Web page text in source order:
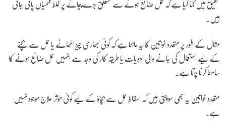
تحقیق میں کہا گیا ہے کہ حمل ضائع ہونے سے متعلق بڑے پیمانے پر غلط فہمیاں پائی جاتی
ہیں۔
مثال کے طور پر متعدد خواتین کا یہ ماننا ہے کہ کوئی بھاری چیز اٹھانے یا حمل سے بچنے
کے لیے استعمال کی جانے والی ادویات یا طریقہ کار کی وجہ سے انہیں حمل ضائع ہونے کا
سامنا کرنا پڑتا ہے۔
متعدد خواتین یہ بھی سوچتی ہیں کہ اسقاطِ حمل سے بچاؤ کے لیے کوئی مؤثر علاج موجود نہیں
ہے۔